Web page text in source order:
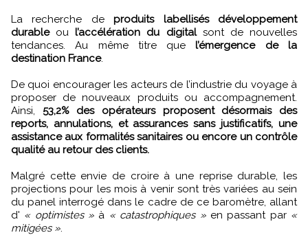
La recherche deproduits labellisés développement
durableoul’accélération du digitalsont de nouvelles
tendances. Au même titre quel’émergence de la
destination France.
De quoi encourager les acteurs de l’industrie du voyage à
proposer de nouveaux produits ou accompagnement.
Ainsi, 53,2% des opérateurs proposent désormais des
reports, annulations, et assurances sans justificatifs, une
assistance aux formalités sanitaires ou encore un contrôle
qualité au retour des clients.
Malgré cette envie de croire à une reprise durable, les
projections pour les mois à venir sont très variées au sein
du panel interrogé dans le cadre de ce baromètre, allant
d' « optimistes » à « catastrophiques »en passant par «
mitigées ».